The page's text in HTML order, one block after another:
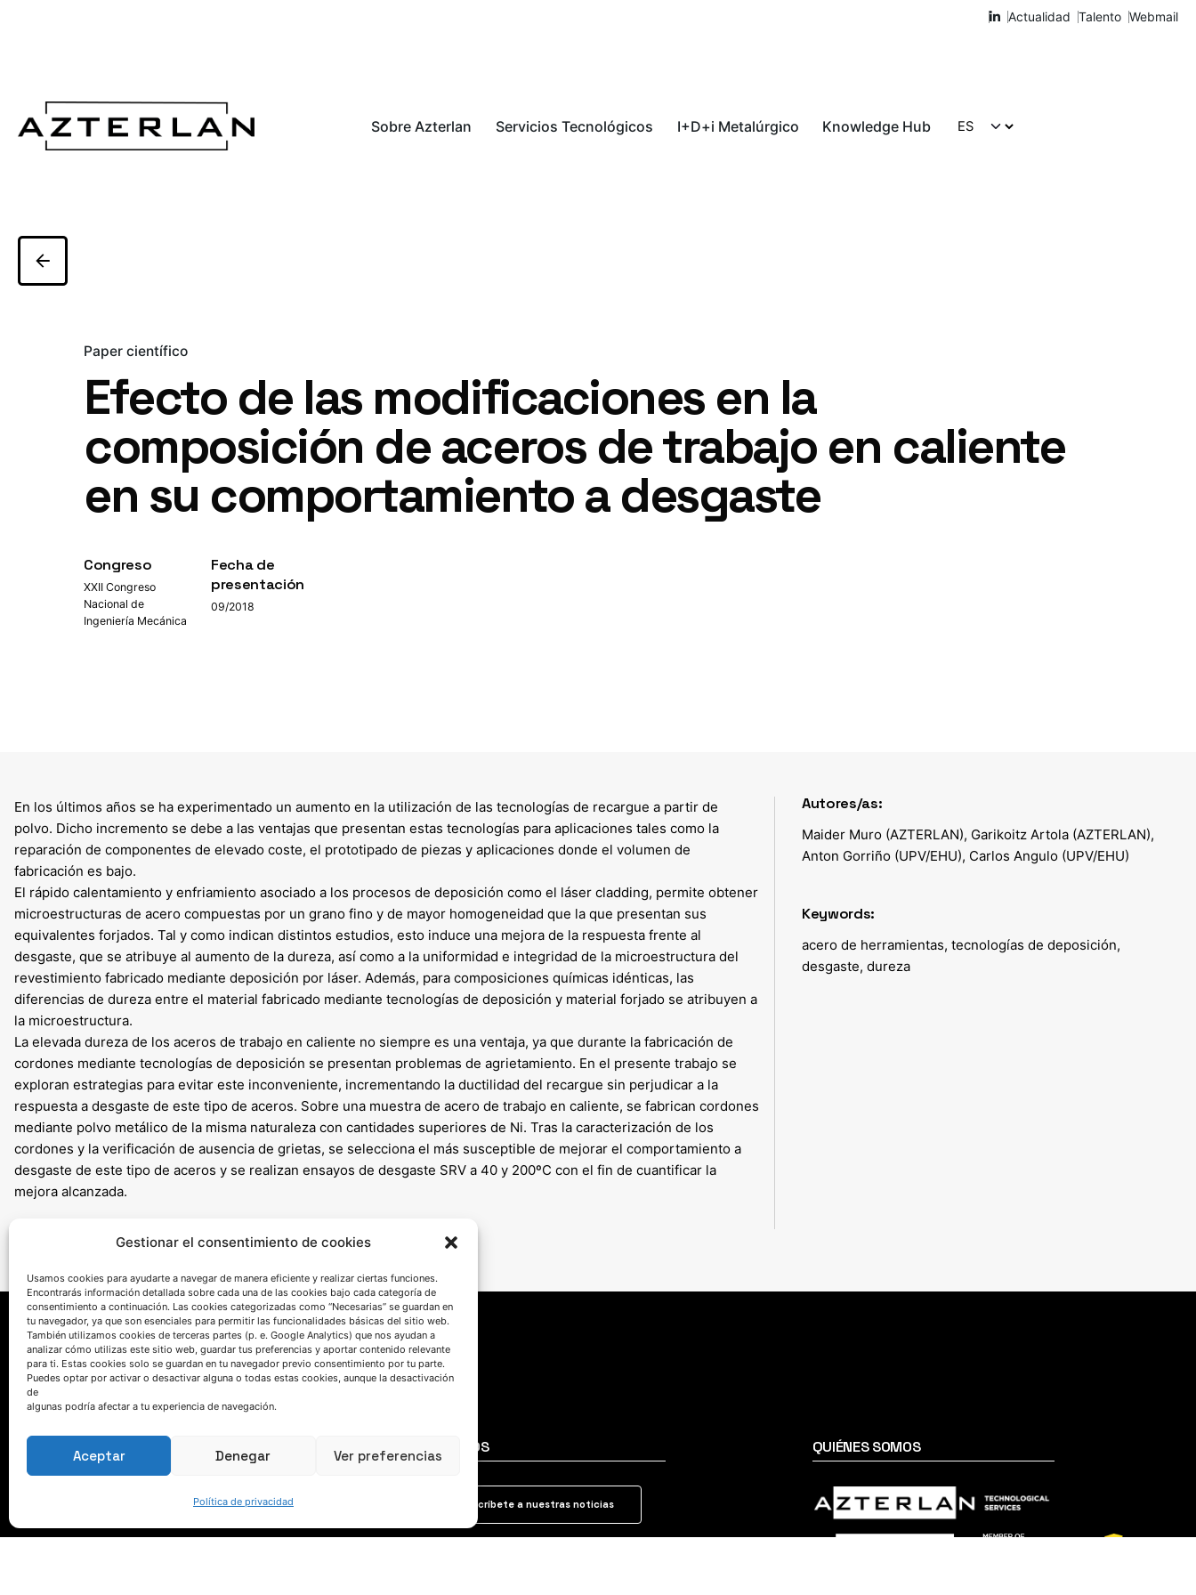
Gestionar el consentimiento de cookies
Usamos cookies para ayudarte a navegar de manera eficiente y realizar ciertas funciones.
Encontrarás información detallada sobre cada una de las cookies bajo cada categoría de
consentimiento a continuación. Las cookies categorizadas como “Necesarias” se guardan en
tu navegador, ya que son esenciales para permitir las funcionalidades básicas del sitio web.
También utilizamos cookies de terceras partes (p. e. Google Analytics) que nos ayudan a
analizar cómo utilizas este sitio web, guardar tus preferencias y aportar contenido relevante
para ti. Estas cookies solo se guardan en tu navegador previo consentimiento por tu parte.
Puedes optar por activar o desactivar alguna o todas estas cookies, aunque la desactivación
de
algunas podría afectar a tu experiencia de navegación.
Aceptar Denegar Ver preferencias
Política de privacidad
Actualidad Talento Webmail
Sobre Azterlan Servicios Tecnológicos I+D+i Metalúrgico Knowledge Hub
Paper científico
Efecto de las modificaciones en la
composición de aceros de trabajo en caliente
en su comportamiento a desgaste
Congreso
XXII Congreso
Nacional de
Ingeniería Mecánica
Fecha de
presentación
09/2018
En los últimos años se ha experimentado un aumento en la utilización de las tecnologías de recargue a partir de
polvo. Dicho incremento se debe a las ventajas que presentan estas tecnologías para aplicaciones tales como la
reparación de componentes de elevado coste, el prototipado de piezas y aplicaciones donde el volumen de
fabricación es bajo.
El rápido calentamiento y enfriamiento asociado a los procesos de deposición como el láser cladding, permite obtener
microestructuras de acero compuestas por un grano fino y de mayor homogeneidad que la que presentan sus
equivalentes forjados. Tal y como indican distintos estudios, esto induce una mejora de la respuesta frente al
desgaste, que se atribuye al aumento de la dureza, así como a la uniformidad e integridad de la microestructura del
revestimiento fabricado mediante deposición por láser. Además, para composiciones químicas idénticas, las
diferencias de dureza entre el material fabricado mediante tecnologías de deposición y material forjado se atribuyen a
la microestructura.
La elevada dureza de los aceros de trabajo en caliente no siempre es una ventaja, ya que durante la fabricación de
cordones mediante tecnologías de deposición se presentan problemas de agrietamiento. En el presente trabajo se
exploran estrategias para evitar este inconveniente, incrementando la ductilidad del recargue sin perjudicar a la
respuesta a desgaste de este tipo de aceros. Sobre una muestra de acero de trabajo en caliente, se fabrican cordones
mediante polvo metálico de la misma naturaleza con cantidades superiores de Ni. Tras la caracterización de los
cordones y la verificación de ausencia de grietas, se selecciona el más susceptible de mejorar el comportamiento a
desgaste de este tipo de aceros y se realizan ensayos de desgaste SRV a 40 y 200ºC con el fin de cuantificar la
mejora alcanzada.
Autores/as:
Maider Muro (AZTERLAN), Garikoitz Artola (AZTERLAN),
Anton Gorriño (UPV/EHU), Carlos Angulo (UPV/EHU)
Keywords:
acero de herramientas, tecnologías de deposición,
desgaste, dureza
HABLEMOS SÍGUENOS
Suscríbete a nuestras noticias
QUIÉNES SOMOS